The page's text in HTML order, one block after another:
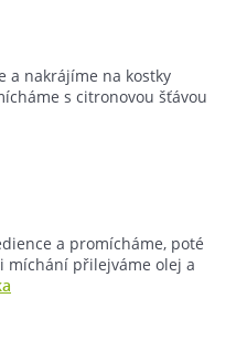
a nakrájíme na kostky
s citronovou šťávou
a promícháme, poté
míchání přilejváme olej a